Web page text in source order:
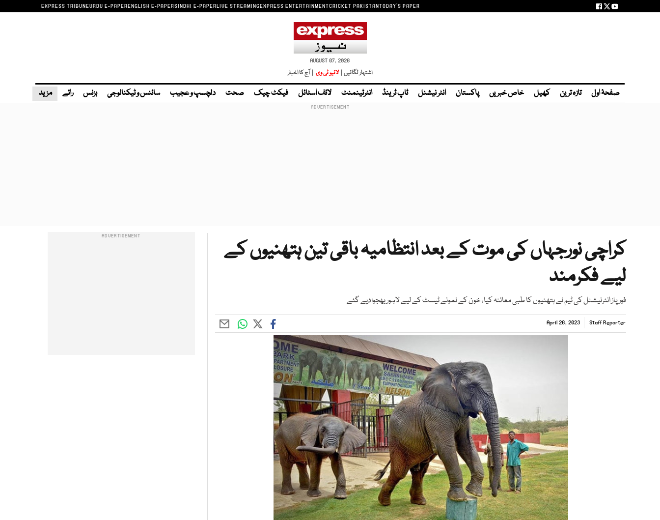
EXPRESS TRIBUNEURDU E-PAPERENGLISH E-PAPERSINDHI E-PAPERLIVE STREAMINGEXPRESS ENTERTAINMENTCRICKET PAKISTANTODAY'S PAPER
AUGUST 07, 2026
اشتہار لگائیں | لائیو ٹی وی | آج کا اخبار
صفحۂ اول تازہ ترین کھیل خاص خبریں پاکستان انٹر نیشنل ٹاپ ٹرینڈ انٹرٹینمنٹ لائف اسٹائل فیکٹ چیک صحت دلچسپ و عجیب سائنس و ٹیکنالوجی بزنس رائے مزید
کراچی نورجہاں کی موت کے بعد انتظامیہ باقی تین ہتھنیوں کے
لیے فکرمند
فور پاز انٹرنیشنل کی ٹیم نے ہتھنیوں کا طبی معائنہ کیا، خون کے نمونے ٹیسٹ کے لیے لاہور بھجوادیے گئے
Staff Reporter
April 26, 2023